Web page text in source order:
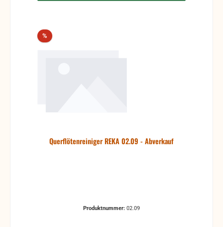
%Rabatt
Querflötenreiniger REKA 02.09 - Abverkauf
Produktnummer: 02.09